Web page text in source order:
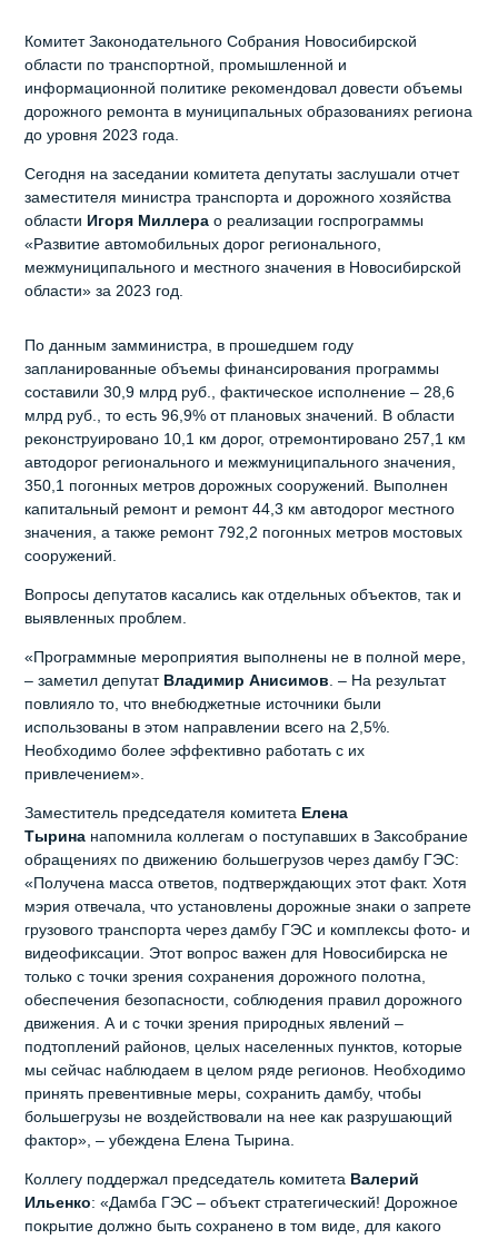
Комитет Законодательного Собрания Новосибирской
области по транспортной, промышленной и
информационной политике рекомендовал довести объемы
дорожного ремонта в муниципальных образованиях региона
до уровня 2023 года.
Сегодня на заседании комитета депутаты заслушали отчет
заместителя министра транспорта и дорожного хозяйства
области Игоря Миллера о реализации госпрограммы
«Развитие автомобильных дорог регионального,
межмуниципального и местного значения в Новосибирской
области» за 2023 год.
По данным замминистра, в прошедшем году
запланированные объемы финансирования программы
составили 30,9 млрд руб., фактическое исполнение – 28,6
млрд руб., то есть 96,9% от плановых значений. В области
реконструировано 10,1 км дорог, отремонтировано 257,1 км
автодорог регионального и межмуниципального значения,
350,1 погонных метров дорожных сооружений. Выполнен
капитальный ремонт и ремонт 44,3 км автодорог местного
значения, а также ремонт 792,2 погонных метров мостовых
сооружений.
Вопросы депутатов касались как отдельных объектов, так и
выявленных проблем.
«Программные мероприятия выполнены не в полной мере,
– заметил депутат Владимир Анисимов. – На результат
повлияло то, что внебюджетные источники были
использованы в этом направлении всего на 2,5%.
Необходимо более эффективно работать с их
привлечением».
Заместитель председателя комитета Елена
Тырина напомнила коллегам о поступавших в Заксобрание
обращениях по движению большегрузов через дамбу ГЭС:
«Получена масса ответов, подтверждающих этот факт. Хотя
мэрия отвечала, что установлены дорожные знаки о запрете
грузового транспорта через дамбу ГЭС и комплексы фото- и
видеофиксации. Этот вопрос важен для Новосибирска не
только с точки зрения сохранения дорожного полотна,
обеспечения безопасности, соблюдения правил дорожного
движения. А и с точки зрения природных явлений –
подтоплений районов, целых населенных пунктов, которые
мы сейчас наблюдаем в целом ряде регионов. Необходимо
принять превентивные меры, сохранить дамбу, чтобы
большегрузы не воздействовали на нее как разрушающий
фактор», – убеждена Елена Тырина.
Коллегу поддержал председатель комитета Валерий
Ильенко: «Дамба ГЭС – объект стратегический! Дорожное
покрытие должно быть сохранено в том виде, для какого